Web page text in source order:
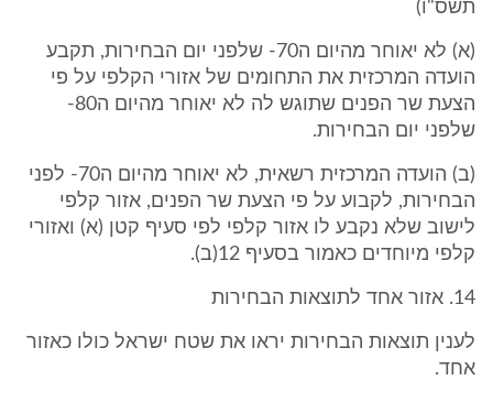
תשס"ו)
(א) לא יאוחר מהיום ה70- שלפני יום הבחירות, תקבע
הועדה המרכזית את התחומים של אזורי הקלפי על פי
הצעת שר הפנים שתוגש לה לא יאוחר מהיום ה80-
שלפני יום הבחירות.
(ב) הועדה המרכזית רשאית, לא יאוחר מהיום ה70- לפני
הבחירות, לקבוע על פי הצעת שר הפנים, אזור קלפי
לישוב שלא נקבע לו אזור קלפי לפי סעיף קטן (א) ואזורי
קלפי מיוחדים כאמור בסעיף 12(ב).
14. אזור אחד לתוצאות הבחירות
לענין תוצאות הבחירות יראו את שטח ישראל כולו כאזור
אחד.